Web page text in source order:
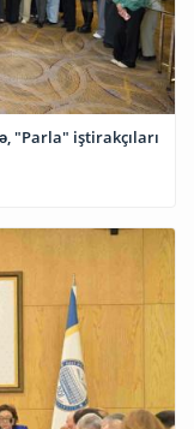
"Parla" iştirakçıları